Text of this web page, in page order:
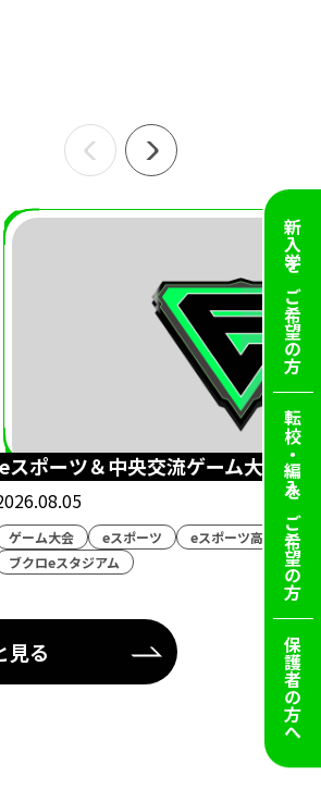
新入学を
ご希望の方
転校・編入を
ご希望の方
保護者の方へ
eスポーツ＆中央交流ゲーム大会！！
ゲーム大会 eスポーツ
eスポーツ高等学院
ブクロeスタジアム
見る